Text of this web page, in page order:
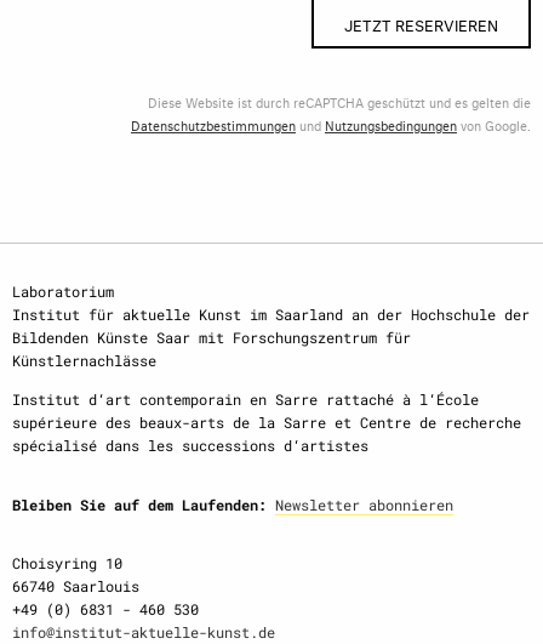
JETZT RESERVIEREN
Diese Website ist durch reCAPTCHA geschützt und es gelten die
Datenschutzbestimmungen und Nutzungsbedingungenvon Google.
Laboratorium
Institut für aktuelle Kunst im Saarland an der Hochschule der
Bildenden Künste Saar mit Forschungszentrum für
Künstlernachlässe
Institut d‘art contemporain en Sarre rattaché à l‘École
supérieure des beaux-arts de la Sarre et Centre de recherche
spécialisé dans les successions d‘artistes
Bleiben Sie auf dem Laufenden: Newsletter abonnieren
Choisyring 10
66740 Saarlouis
+49 (0) 6831 - 460 530
info@institut-aktuelle-kunst.de